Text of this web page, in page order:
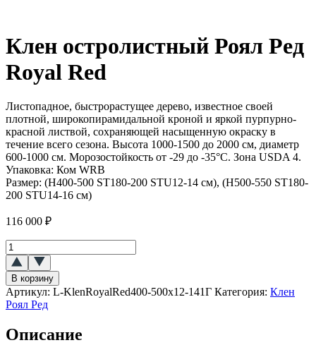
Клен остролистный Роял Ред
Royal Red
Листопадное, быстрорастущее дерево, известное своей
плотной, широкопирамидальной кроной и яркой пурпурно-
красной листвой, сохраняющей насыщенную окраску в
течение всего сезона. Высота 1000-1500 до 2000 см, диаметр
600-1000 см. Морозостойкость от -29 до -35°C. Зона USDA 4.
Упаковка: Ком WRB
Размер: (H400-500 ST180-200 STU12-14 см), (H500-550 ST180-
200 STU14-16 см)
116 000 ₽
Количество
товара
Клен
остролистный
Роял
Ред
Red)
В корзину
Артикул: L-KlenRoyalRed400-500x12-141Г Категория: Клен
Роял Ред
Описание